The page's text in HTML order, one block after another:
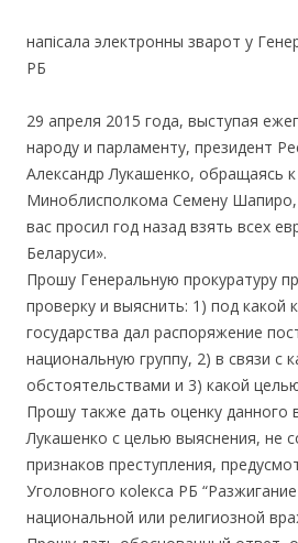
напісала электронны зварот у
РБ
29 апреля 2015 года, выступая
народу и парламенту, президент
Александр Лукашенко, обращаясь
Миноблисполкома Семену Шапиро,
вас просил год назад взять всех
Беларуси».
Прошу Генеральную прокуратуру
проверку и выяснить: 1) под какой
государства дал распоряжение
национальную группу, 2) в связи с
обстоятельствами и 3) какой
Прошу также дать оценку данного
Лукашенко с целью выяснения, не
признаков преступления,
Уголовного коlекса РБ
национальной или религиозной